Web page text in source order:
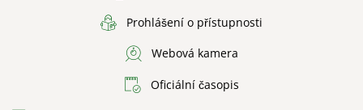
Prohlášení o přístupnosti
Webová kamera
Oficiální časopis